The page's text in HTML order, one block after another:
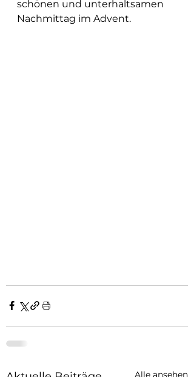
schönen und unterhaltsamen
Nachmittag im Advent.
Alle ansehen